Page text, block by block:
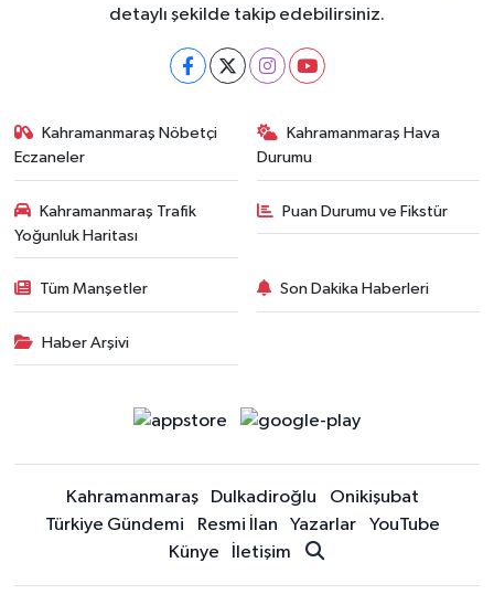
detaylı şekilde takip edebilirsiniz.
Kahramanmaraş Nöbetçi
Eczaneler
Kahramanmaraş Hava
Durumu
Kahramanmaraş Trafik
Yoğunluk Haritası
Puan Durumu ve Fikstür
Tüm Manşetler Son Dakika Haberleri
Haber Arşivi
Kahramanmaraş Dulkadiroğlu
Onikişubat
Türkiye Gündemi
Resmi İlan Yazarlar
YouTube
Künye
İletişim